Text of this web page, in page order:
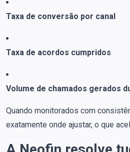
Taxa de conversão por canal
Taxa de acordos cumpridos
Volume de chamados gerados
Quando monitorados com
exatamente onde ajustar, o que